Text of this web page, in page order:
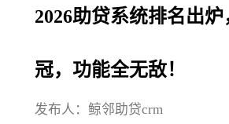
2026助贷系统排名出
冠，功能全无敌！
发布人：鲸邻助贷crm